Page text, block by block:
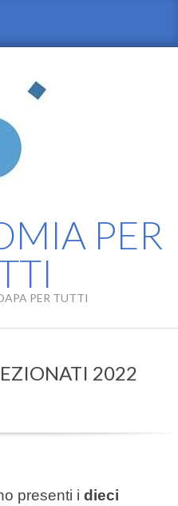
PER
PER TUTTI
2022
presenti i dieci